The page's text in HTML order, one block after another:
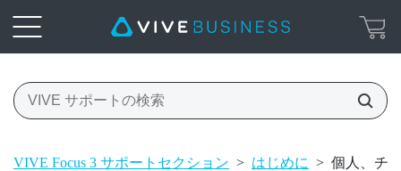
VIVE Focus 3 サポートセクション > はじめに > 個人、チ